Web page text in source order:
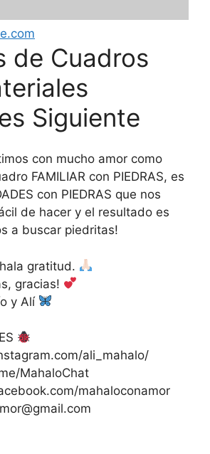
de Cuadros
Siguiente
con mucho amor como
FAMILIAR con PIEDRAS, es
con PIEDRAS que nos
de hacer y el resultado es
a buscar piedritas!
gratitud.
gracias!
y Alí
ali_mahalo/
MahaloChat
mahaloconamor